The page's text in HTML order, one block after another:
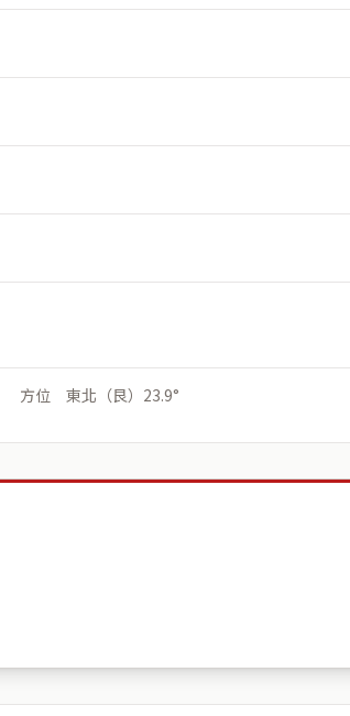
方位 東北（艮）23.9°